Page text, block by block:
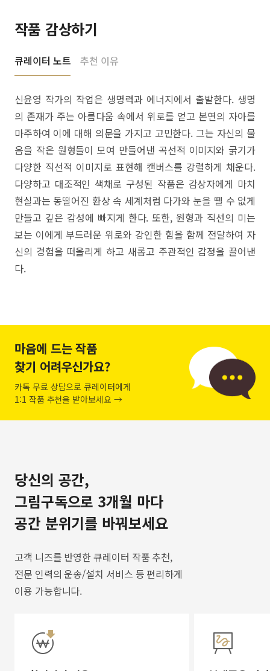
작품 감상하기
큐레이터 노트 추천 이유
신윤영 작가의 작업은 생명력과 에너지에서 출발한다. 생명
의 존재가 주는 아름다움 속에서 위로를 얻고 본연의 자아를
마주하여 이에 대해 의문을 가지고 고민한다. 그는 자신의 물
음을 작은 원형들이 모여 만들어낸 곡선적 이미지와 굵기가
다양한 직선적 이미지로 표현해 캔버스를 강렬하게 채운다.
다양하고 대조적인 색채로 구성된 작품은 감상자에게 마치
현실과는 동떨어진 환상 속 세계처럼 다가와 눈을 뗄 수 없게
만들고 깊은 감성에 빠지게 한다. 또한, 원형과 직선의 미는
보는 이에게 부드러운 위로와 강인한 힘을 함께 전달하여 자
신의 경험을 떠올리게 하고 새롭고 주관적인 감정을 끌어낸
다.
마음에 드는 작품
찾기 어려우신가요?
카톡 무료 상담으로 큐레이터에게
1:1 작품 추천을 받아보세요 →
당신의 공간,
그림구독으로 3개월 마다
공간 분위기를 바꿔보세요
고객 니즈를 반영한 큐레이터 작품 추천,
전문 인력의 운송/설치 서비스 등 편리하게
이용 가능합니다.